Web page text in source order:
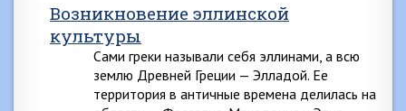
Возникновение эллинской
культуры
Сами греки называли себя эллинами, а всю
землю Древней Греции — Элладой. Ее
территория в античные времена делилась на